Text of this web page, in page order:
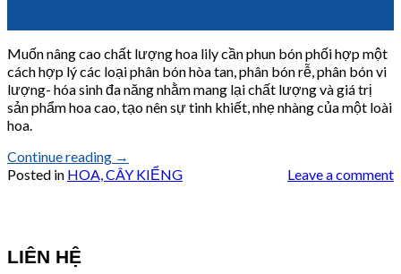
Muốn nâng cao chất lượng hoa lily cần phun bón phối hợp một
cách hợp lý các loại phân bón hòa tan, phân bón rễ, phân bón vi
lượng- hóa sinh đa năng nhằm mang lại chất lượng và giá trị
sản phẩm hoa cao, tạo nên sự tinh khiết, nhẹ nhàng của một loài
hoa.
Continue reading →
Posted in HOA, CÂY KIỂNG Leave a comment
LIÊN HỆ